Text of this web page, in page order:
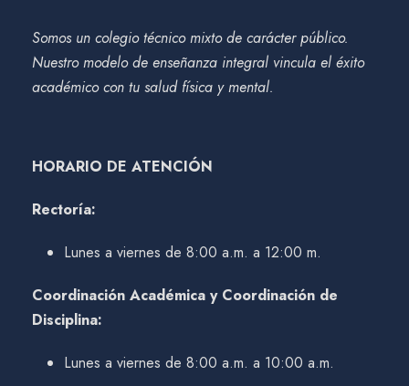
Somos un colegio técnico mixto de carácter público.
Nuestro modelo de enseñanza integral vincula el éxito
académico con tu salud física y mental.
HORARIO DE ATENCIÓN
Rectoría:
Lunes a viernes de 8:00 a.m. a 12:00 m.
Coordinación Académica y Coordinación de
Disciplina:
Lunes a viernes de 8:00 a.m. a 10:00 a.m.